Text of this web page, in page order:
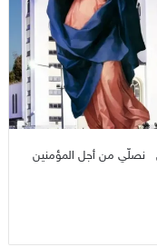
اليوم السادس نصلّي من أجل المؤمنين